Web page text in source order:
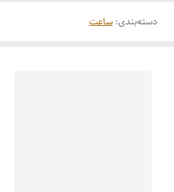
دسته‌بندی: ساعت